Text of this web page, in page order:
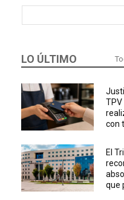
LO ÚLTIMO
TPV
con
El
que